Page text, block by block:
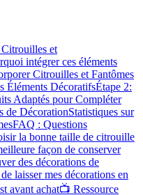
et
intégrer ces éléments
Citrouilles et Fantômes
Éléments DécoratifsÉtape 2:
Adaptés pour Compléter
de DécorationStatistiques sur
FAQ : Questions
la bonne taille de citrouille
façon de conserver
des décorations de
laisser mes décorations en
avant achat📺 Ressource